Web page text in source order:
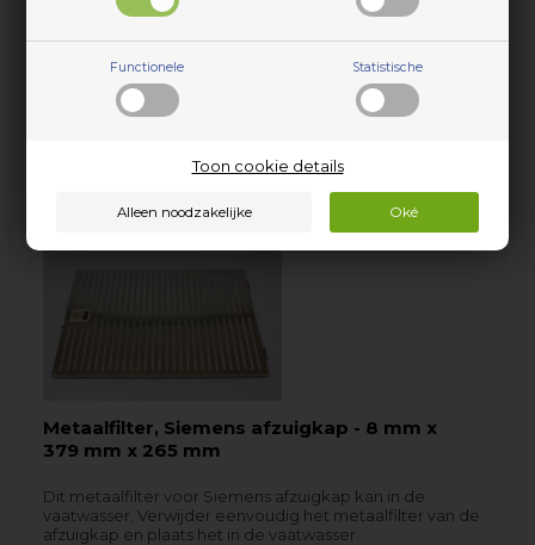
Functionele Statistische
Toon cookie details
EUR
Metaalfilter, Siemens afzuigkap - 8 mm x
379 mm x 265 mm
Dit metaalfilter voor Siemens afzuigkap kan in de
vaatwasser. Verwijder eenvoudig het metaalfilter van de
afzuigkap en plaats het in de vaatwasser.